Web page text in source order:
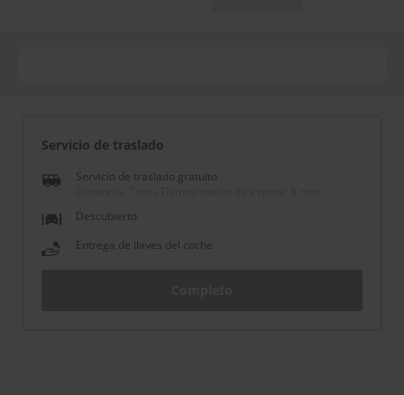
Servicio de traslado
Servicio de traslado gratuito
Descubierto
Entrega de llaves del coche